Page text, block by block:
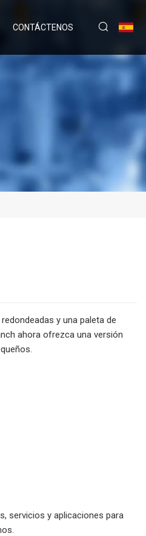
CONTÁCTENOS
y una paleta de
ahora ofrezca una versión
servicios y aplicaciones para